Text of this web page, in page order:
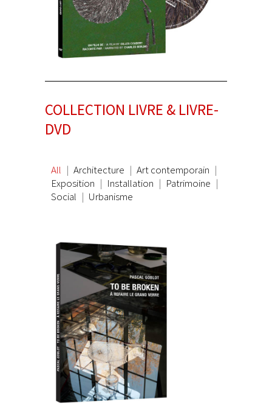
COLLECTION LIVRE & LIVRE-
DVD
All Architecture
Art contemporain
Exposition
Installation
Patrimoine
Social
Urbanisme